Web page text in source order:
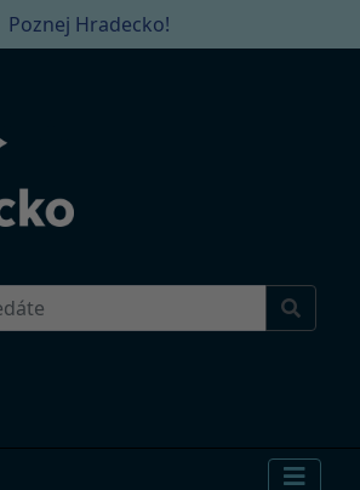
Poznej Hradecko!